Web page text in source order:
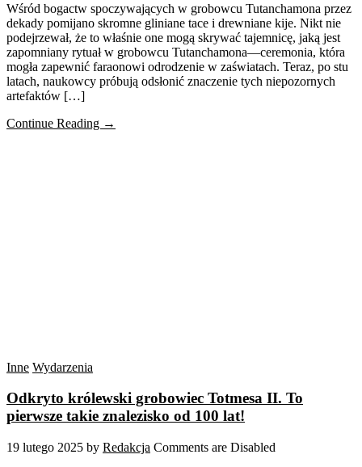
Wśród bogactw spoczywających w grobowcu Tutanchamona przez
dekady pomijano skromne gliniane tace i drewniane kije. Nikt nie
podejrzewał, że to właśnie one mogą skrywać tajemnicę, jaką jest
zapomniany rytuał w grobowcu Tutanchamona—ceremonia, która
mogła zapewnić faraonowi odrodzenie w zaświatach. Teraz, po stu
latach, naukowcy próbują odsłonić znaczenie tych niepozornych
artefaktów […]
Continue Reading →
Inne Wydarzenia
Odkryto królewski grobowiec Totmesa II. To
pierwsze takie znalezisko od 100 lat!
19 lutego 2025 by Redakcja Comments are Disabled